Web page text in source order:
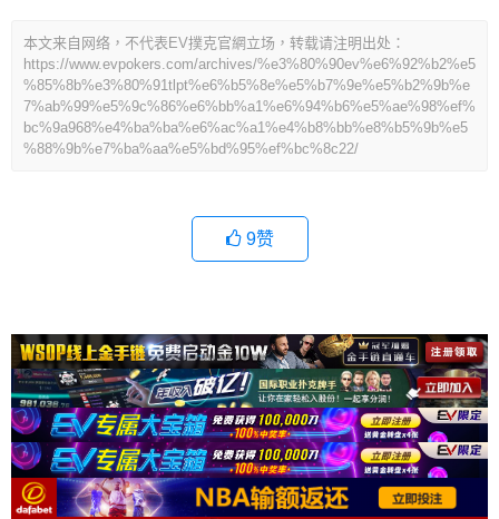
本文来自网络，不代表EV撲克官網立场，转载请注明出处：
https://www.evpokers.com/archives/%e3%80%90ev%e6%92%b2%e5
%85%8b%e3%80%91tlpt%e6%b5%8e%e5%b7%9e%e5%b2%9b%e
7%ab%99%e5%9c%86%e6%bb%a1%e6%94%b6%e5%ae%98%ef%
bc%9a968%e4%ba%ba%e6%ac%a1%e4%b8%bb%e8%b5%9b%e5
%88%9b%e7%ba%aa%e5%bd%95%ef%bc%8c22/
9赞